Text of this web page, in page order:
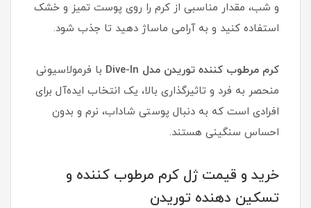
و شب، مقدار مناسبی از کرم را روی پوست تمیز و خشک
استفاده کنید و به آرامی ماساژ دهید تا جذب شود.
کرم مرطوب کننده توریدن مدل Dive-In
با فرمولاسیونی
منحصر به فرد و تاثیرگذاری بالا، یک انتخاب ایده‌آل برای
افرادی است که به دنبال پوستی شاداب، نرم و بدون
احساس سنگینی هستند.
خرید و قیمت ژل کرم مرطوب کننده و
تسکین دهنده توریدن